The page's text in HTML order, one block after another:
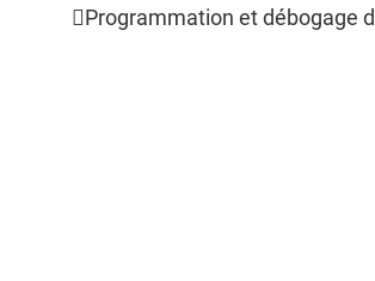
Programmation et débogage